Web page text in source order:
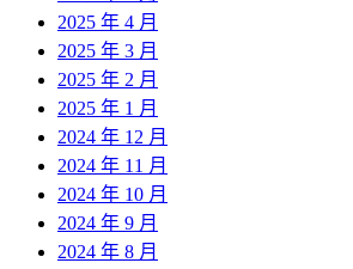
2025 年 4 月
2025 年 3 月
2025 年 2 月
2025 年 1 月
2024 年 12 月
2024 年 11 月
2024 年 10 月
2024 年 9 月
2024 年 8 月